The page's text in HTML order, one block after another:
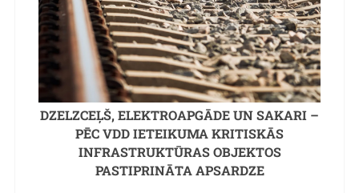
DZELZCEĻŠ, ELEKTROAPGĀDE UN SAKARI –
PĒC VDD IETEIKUMA KRITISKĀS
INFRASTRUKTŪRAS OBJEKTOS
PASTIPRINĀTA APSARDZE